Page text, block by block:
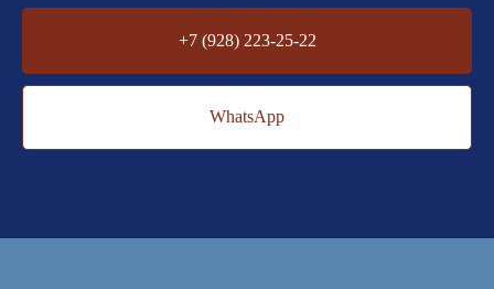
+7 (928) 223-25-22
WhatsApp